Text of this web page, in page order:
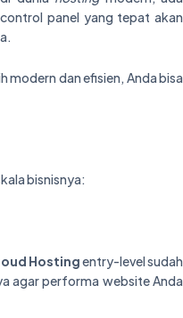
panel yang tepat akan
modern dan efisien, Anda bisa
bisnisnya:
Hostingentry-level sudah
agar performa website Anda